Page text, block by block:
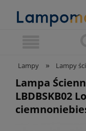
Lampy » Lampy
Lampa
LBDBSKB02